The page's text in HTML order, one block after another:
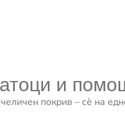
и
покрив – сè на